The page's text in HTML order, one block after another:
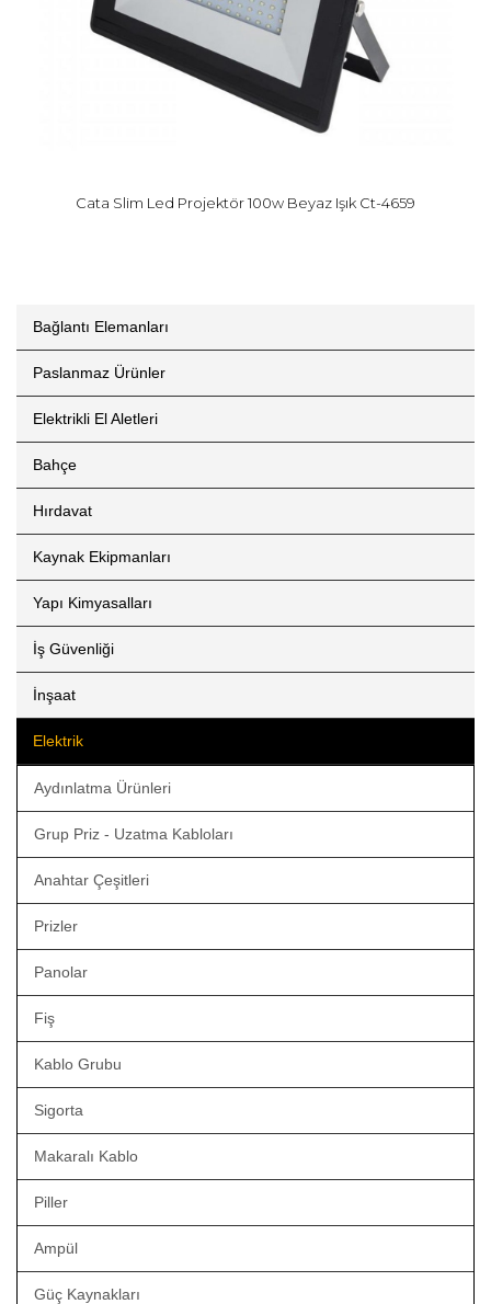
Cata Slim Led Projektör 100w Beyaz Işık Ct-4659
Bağlantı Elemanları
Paslanmaz Ürünler
Elektrikli El Aletleri
Bahçe
Hırdavat
Kaynak Ekipmanları
Yapı Kimyasalları
İş Güvenliği
İnşaat
Elektrik
Aydınlatma Ürünleri
Grup Priz - Uzatma Kabloları
Anahtar Çeşitleri
Prizler
Panolar
Fiş
Kablo Grubu
Sigorta
Makaralı Kablo
Piller
Ampül
Güç Kaynakları